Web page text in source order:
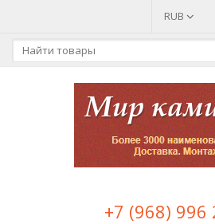
RUB
+7 (968) 996